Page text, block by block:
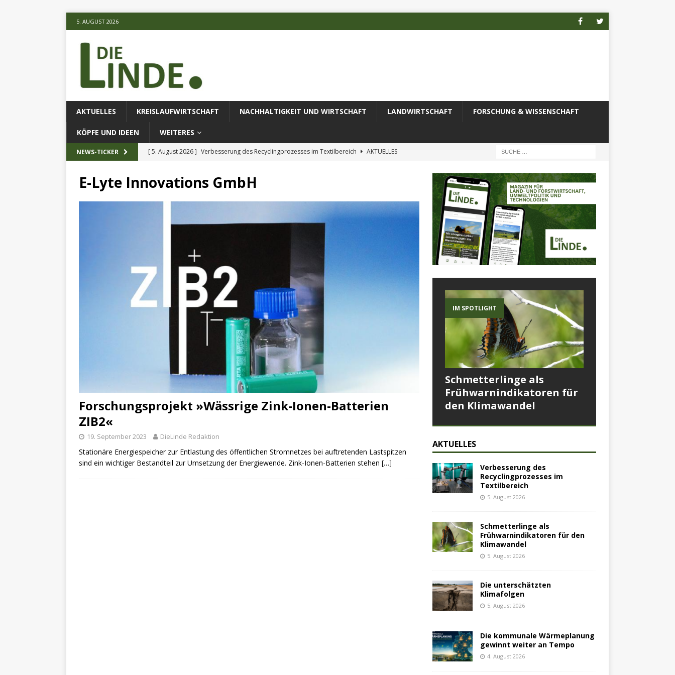
5. AUGUST 2026
AKTUELLES KREISLAUFWIRTSCHAFT NACHHALTIGKEIT UND WIRTSCHAFT LANDWIRTSCHAFT FORSCHUNG & WISSENSCHAFT
KÖPFE UND IDEEN WEITERES
NEWS-TICKER [ 5. August 2026 ] Verbesserung des Recyclingprozesses im Textilbereich
AKTUELLES
AKTUELLES
[ 5. August 2026 ] Die unterschätzten Klimafolgen AKTUELLES
E-Lyte Innovations GmbH
Forschungsprojekt »Wässrige Zink-Ionen-Batterien
ZIB2«
19. September 2023 DieLinde Redaktion
Stationäre Energiespeicher zur Entlastung des öffentlichen Stromnetzes bei auftretenden Lastspitzen
sind ein wichtiger Bestandteil zur Umsetzung der Energiewende. Zink-Ionen-Batterien stehen […]
IM SPOTLIGHT
Schmetterlinge als
Frühwarnindikatoren für
den Klimawandel
AKTUELLES
Verbesserung des
Recyclingprozesses im
Textilbereich
5. August 2026
Schmetterlinge als
Frühwarnindikatoren für den
Klimawandel
5. August 2026
Die unterschätzten
Klimafolgen
5. August 2026
Die kommunale Wärmeplanung
gewinnt weiter an Tempo
4. August 2026